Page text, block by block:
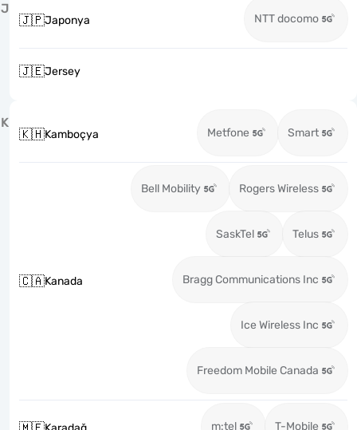
J
🇯🇵Japonya NTT docomo
🇯🇪Jersey
K
🇰🇭Kamboçya Metfone Smart
🇨🇦Kanada
Bell Mobility Rogers Wireless
SaskTel Telus
Bragg Communications Inc
Ice Wireless Inc
Freedom Mobile Canada
m:tel T-Mobile